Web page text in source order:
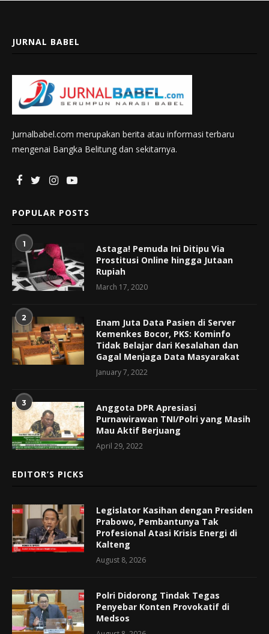
JURNAL BABEL
Jurnalbabel.com merupakan berita atau informasi terbaru
mengenai Bangka Belitung dan sekitarnya.
POPULAR POSTS
1
Astaga! Pemuda Ini Ditipu Via
Prostitusi Online hingga Jutaan
Rupiah
March 17, 2020
2
Enam Juta Data Pasien di Server
Kemenkes Bocor, PKS: Kominfo
Tidak Belajar dari Kesalahan dan
Gagal Menjaga Data Masyarakat
January 7, 2022
3
Anggota DPR Apresiasi
Purnawirawan TNI/Polri yang Masih
Mau Aktif Berjuang
April 29, 2022
EDITOR’S PICKS
Legislator Kasihan dengan Presiden
Prabowo, Pembantunya Tak
Profesional Atasi Krisis Energi di
Kalteng
August 8, 2026
Polri Didorong Tindak Tegas
Penyebar Konten Provokatif di
Medsos